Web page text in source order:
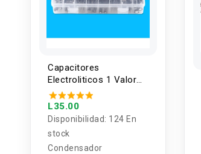
Capacitores
Electroliticos 1 Valor
0.1-1000uF (5
Unidades)
L35.00
Disponibilidad: 124 En
stock
Condensador